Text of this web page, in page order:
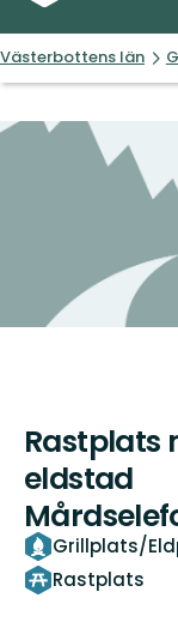
Västerbottens län
Rastplats
eldstad
Grillplats/
Rastplats